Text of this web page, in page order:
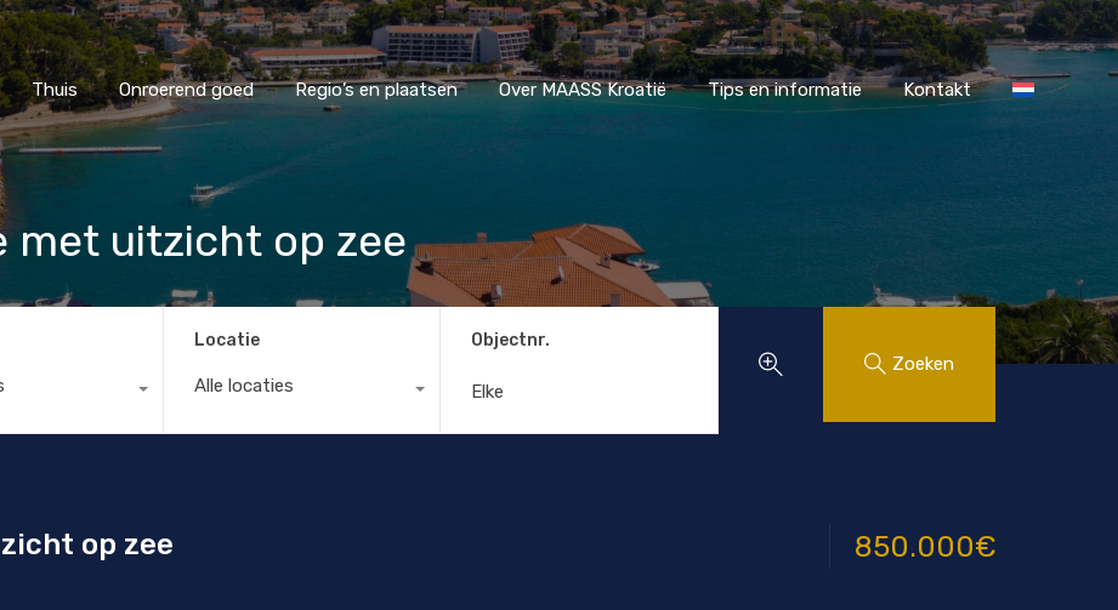
Thuis Onroerend goed Regio’s en plaatsen Over MAASS Kroatië Tips en informatie Kontakt
Thuis Onroerend goed Regio’s en plaatsen Over MAASS Kroatië Tips en informatie Kontakt
met uitzicht op zee
Locatie
Alle locaties
Objectnr.
Zoeken
op zee 850.000€